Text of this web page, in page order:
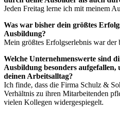
Jeden Freitag lerne ich mit meinem
Was war bisher dein größtes
Ausbildung?
Mein größtes Erfolgserlebnis war der
Welche Unternehmenswerte sind
Ausbildung besonders aufgefallen,
deinen Arbeitsalltag?
Ich finde, dass die Firma Schulz &
Verhältnis zu ihren Mitarbeitenden
vielen Kollegen widergespiegelt.